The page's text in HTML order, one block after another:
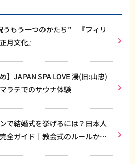
うもう一つのかたち” 『フィリ
月文化』
】JAPAN SPA LOVE 湯(旧:山忠)
ラテでのサウナ体験
で結婚式を挙げるには？日本人
全ガイド｜教会式のルールから
まで